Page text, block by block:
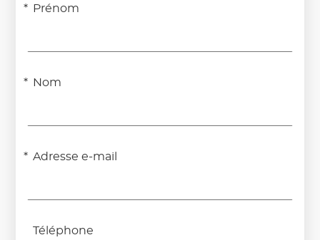
Prénom
Nom
Adresse e-mail
Téléphone